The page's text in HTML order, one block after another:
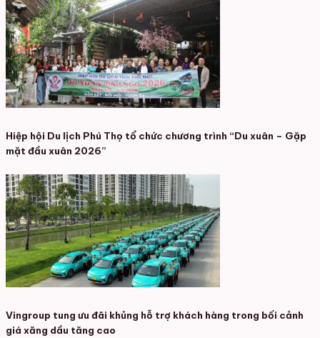
Hiệp hội Du lịch Phú Thọ tổ chức chương trình “Du xuân – Gặp
mặt đầu xuân 2026”
Vingroup tung ưu đãi khủng hỗ trợ khách hàng trong bối cảnh
giá xăng dầu tăng cao